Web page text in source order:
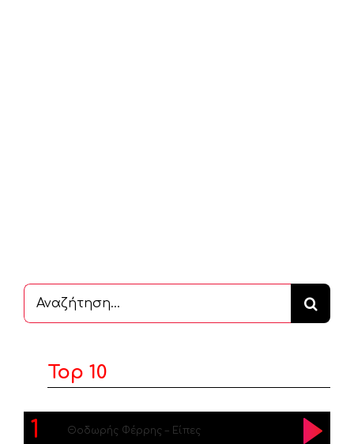
Αναζήτηση
...
Top 10
1 Θοδωρής Φέρρης – Είπες